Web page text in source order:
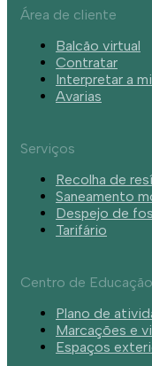
Área de cliente
Balcão virtual
Contratar
Interpretar a
Avarias
Serviços
Recolha de
Saneamento
Despejo de
Tarifário
Centro de
Plano de
Marcações e
Espaços